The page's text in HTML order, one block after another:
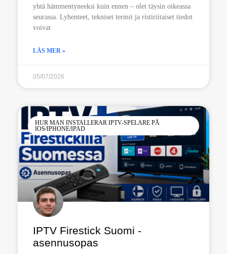
yhtä hämmentyneeksi kuin ennen – olet täysin oikeassa
seurassa. Lyhenteet, tekniset termit ja ristiriitaiset tiedot
voivat
LÄS MER »
05/07/2026
HUR MAN INSTALLERAR IPTV-SPELARE PÅ
IOS/IPHONE/IPAD
IPTV Firestick Suomi -
asennusopas